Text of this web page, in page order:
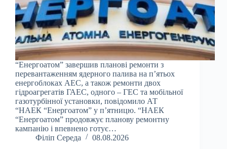
“Енергоатом” завершив планові ремонти з
перевантаженням ядерного палива на п’ятьох
енергоблоках АЕС, а також ремонти двох
гідроагрегатів ГАЕС, одного – ГЕС та мобільної
газотурбінної установки, повідомило АТ
“НАЕК “Енергоатом” у п’ятницю. “НАЕК
“Енергоатом” продовжує планову ремонтну
кампанію і впевнено готує…
Філіп Середа
08.08.2026